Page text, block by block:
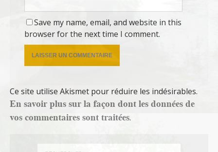
Save my name, email, and website in this
browser for the next time I comment.
Ce site utilise Akismet pour réduire les indésirables.
En savoir plus sur la façon dont les données de
vos commentaires sont traitées.